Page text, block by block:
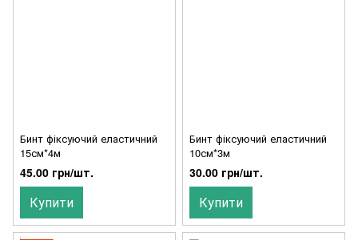
Бинт фіксуючий еластичний
15см*4м
45.00 грн/шт.
Купити
Бинт фіксуючий еластичний
10см*3м
30.00 грн/шт.
Купити